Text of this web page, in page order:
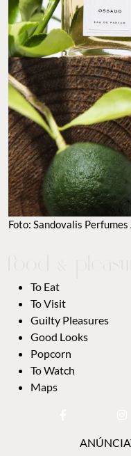
Foto: Sandovalis
To Eat
To Visit
Guilty Pleasures
Good Looks
Popcorn
To Watch
Maps